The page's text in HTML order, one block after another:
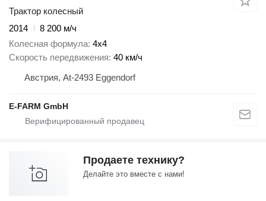
Трактор колесный
2014
8 200 м/ч
Колесная формула 4x4
Скорость передвижения 40 км/ч
Австрия, At-2493 Eggendorf
E-FARM GmbH
Продаете технику?
Делайте это вместе с нами!